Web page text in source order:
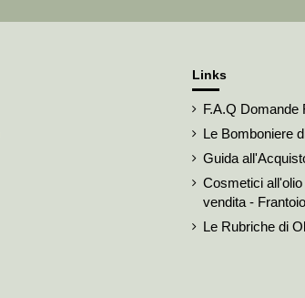
Links
F.A.Q Domande
Le Bomboniere
Guida
Cosmetici
vendita -
Le Rubriche di